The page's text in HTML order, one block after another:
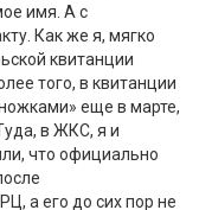
имя. А с
Как же я, мягко
квитанции
того, в квитанции
еще в марте,
в ЖКС, я и
что официально
а его до сих пор не